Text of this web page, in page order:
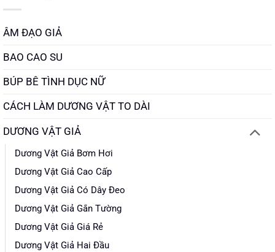
ÂM ĐẠO GIẢ
BAO CAO SU
BÚP BÊ TÌNH DỤC NỮ
CÁCH LÀM DƯƠNG VẬT TO DÀI
DƯƠNG VẬT GIẢ
Dương Vật Giả Bơm Hơi
Dương Vật Giả Cao Cấp
Dương Vật Giả Có Dây Đeo
Dương Vật Giả Gắn Tường
Dương Vật Giả Giá Rẻ
Dương Vật Giả Hai Đầu